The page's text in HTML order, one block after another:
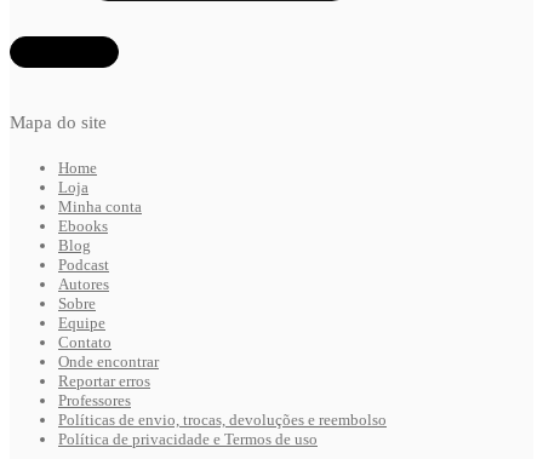
Mapa do site
Home
Loja
Minha conta
Ebooks
Blog
Podcast
Autores
Sobre
Equipe
Contato
Onde encontrar
Reportar erros
Professores
Políticas de envio, trocas, devoluções e reembolso
Política de privacidade e Termos de uso